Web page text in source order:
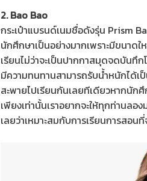
2. Bao Bao
กระเป๋าแบรนด์เนมชื่อดังรุ่น Prism
นักศึกษาเป็นอย่างมากเพราะมีขนาด
เรียนไม่ว่าจะเป็นปากกาสมุดจดบันทึ
มีความทนทานสามารถรับน้ำหนักได้เ
สะพายไปเรียนกันเลยทีเดียวหากนัก
เพียงเท่านั้นเราอยากจะให้ทุกท่านลอ
เลยว่าเหมาะสมกับการเรียนการสอน